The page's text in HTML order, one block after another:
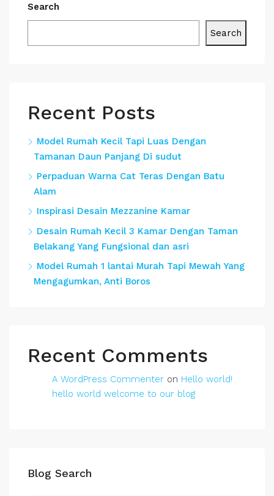
Search
Search
Recent Posts
Model Rumah Kecil Tapi Luas Dengan
Tamanan Daun Panjang Di sudut
Perpaduan Warna Cat Teras Dengan Batu
Alam
Inspirasi Desain Mezzanine Kamar
Desain Rumah Kecil 3 Kamar Dengan Taman
Belakang Yang Fungsional dan asri
Model Rumah 1 lantai Murah Tapi Mewah Yang
Mengagumkan, Anti Boros
Recent Comments
A WordPress Commenter on Hello world!
hello world welcome to our blog
Blog Search